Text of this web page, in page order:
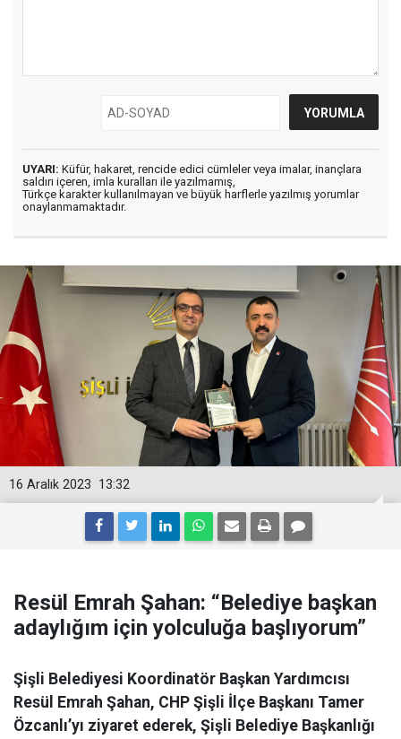
UYARI: Küfür, hakaret, rencide edici cümleler veya imalar, inançlara
saldırı içeren, imla kuralları ile yazılmamış,
Türkçe karakter kullanılmayan ve büyük harflerle yazılmış yorumlar
onaylanmamaktadır.
13:32
16 Aralık 2023
Resül Emrah Şahan: “Belediye başkan
adaylığım için yolculuğa başlıyorum”
Şişli Belediyesi Koordinatör Başkan Yardımcısı
Resül Emrah Şahan, CHP Şişli İlçe Başkanı Tamer
Özcanlı’yı ziyaret ederek, Şişli Belediye Başkanlığı